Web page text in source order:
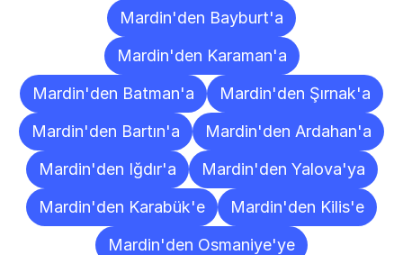
Mardin'den Bayburt'a
Mardin'den Karaman'a
Mardin'den Batman'a
Mardin'den Şırnak'a
Mardin'den Bartın'a
Mardin'den Ardahan'a
Mardin'den Iğdır'a
Mardin'den Yalova'ya
Mardin'den Karabük'e
Mardin'den Kilis'e
Mardin'den Osmaniye'ye